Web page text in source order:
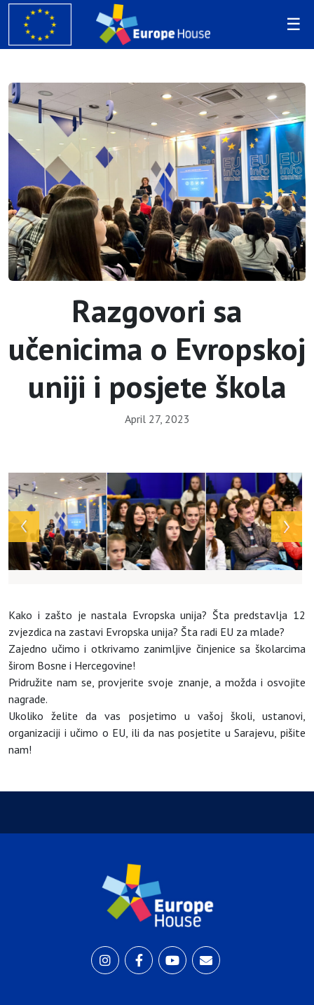
Razgovori sa
učenicima o Evropskoj
uniji i posjete škola
April 27, 2023
Kako i zašto je nastala Evropska unija? Šta predstavlja 12
zvjezdica na zastavi Evropska unija? Šta radi EU za mlade?
Zajedno učimo i otkrivamo zanimljive činjenice sa školarcima
širom Bosne i Hercegovine!
Pridružite nam se, provjerite svoje znanje, a možda i osvojite
nagrade.
Ukoliko želite da vas posjetimo u vašoj školi, ustanovi,
organizaciji i učimo o EU, ili da nas posjetite u Sarajevu, pišite
nam!